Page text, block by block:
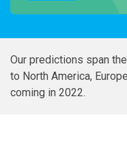
Our predictions span
to North America,
coming in 2022.